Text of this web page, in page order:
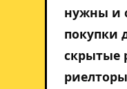
нужны и
покупки
скрытые